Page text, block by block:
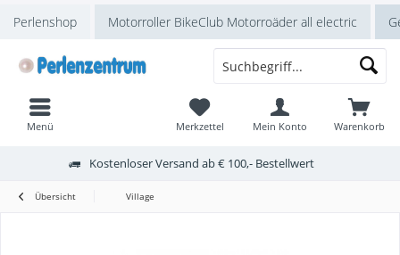
Perlenshop Motorroller BikeClub Motorroäder all electric
Kostenloser Versand ab € 100,- Bestellwert
Warenkorb
Merkzettel Mein Konto
Menü
Übersicht Village